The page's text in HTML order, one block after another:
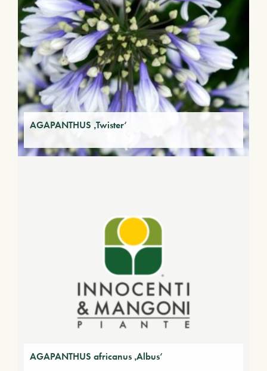
AGAPANTHUS ‚Twister‘
AGAPANTHUS africanus ‚Albus‘